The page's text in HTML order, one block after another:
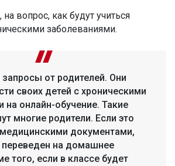
вопрос, как будут учиться
заболеваниями.
от родителей. Они
своих детей с хроническими
на онлайн-обучение. Такие
многие родители. Если это
документами,
переведен на домашнее
того, если в классе будет